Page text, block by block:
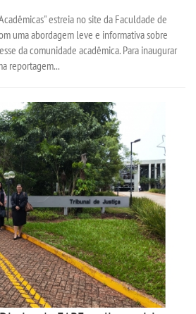
estreia no site da Faculdade de
uma abordagem leve e informativa sobre
da comunidade acadêmica. Para inaugurar
reportagem...